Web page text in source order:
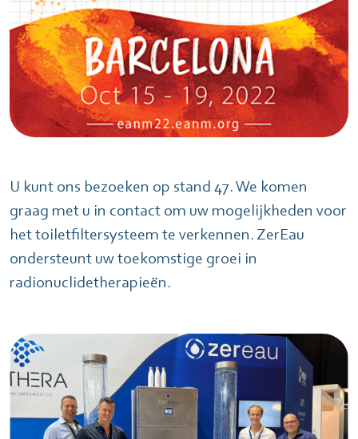
U kunt ons bezoeken op stand 47. We komen
graag met u in contact om uw mogelijkheden voor
het toiletfiltersysteem te verkennen. ZerEau
ondersteunt uw toekomstige groei in
radionuclidetherapieën.